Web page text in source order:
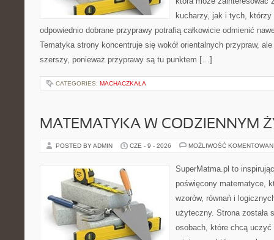
kucharzy, jak i tych, którzy
odpowiednio dobrane przyprawy potrafią całkowicie odmienić
Tematyka strony koncentruje się wokół orientalnych przypraw,
szerszy, ponieważ przyprawy są tu punktem […]
CATEGORIES: MACHACZKAŁA
MATEMATYKA W CODZIENNYM
POSTED BY ADMIN CZE - 9 - 2026 MOŻLIWOŚĆ
SuperMatma.pl to
poświęcony matematyce,
wzorów, równań i
użyteczny. Strona została
osobach, które chcą